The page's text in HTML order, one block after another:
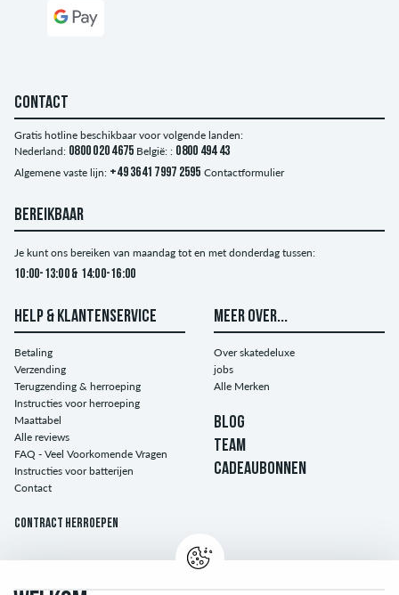
CONTACT
Gratis hotline beschikbaar voor volgende landen:
Nederland: 0800 020 4675 België: : 0800 494 43
Algemene vaste lijn: +49 3641 7997 2595 Contactformulier
BEREIKBAAR
Je kunt ons bereiken van maandag tot en met donderdag tussen:
10:00-13:00 & 14:00-16:00
HELP & KLANTENSERVICE
Betaling
Verzending
Terugzending & herroeping
Instructies voor herroeping
Maattabel
Alle reviews
FAQ - Veel Voorkomende Vragen
Instructies voor batterijen
Contact
Contract herroepen
MEER OVER...
Over skatedeluxe
jobs
Alle Merken
BLOG
TEAM
CADEAUBONNEN